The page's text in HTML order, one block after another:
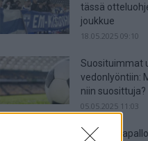
tässä
joukkue
18.05.2025 09:10
Suosituimmat
vedonlyöntiin:
niin suosittuja?
05.05.2025 11:03
Miten